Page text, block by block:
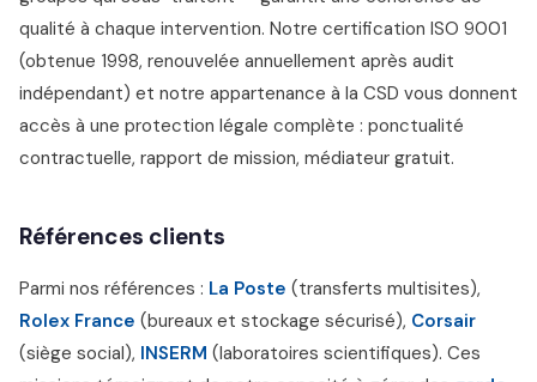
qualité à chaque intervention. Notre certification ISO 9001
(obtenue 1998, renouvelée annuellement après audit
indépendant) et notre appartenance à la CSD vous donnent
accès à une protection légale complète : ponctualité
contractuelle, rapport de mission, médiateur gratuit.
Références clients
Parmi nos références : La Poste (transferts multisites),
Rolex France (bureaux et stockage sécurisé), Corsair
(siège social), INSERM (laboratoires scientifiques). Ces